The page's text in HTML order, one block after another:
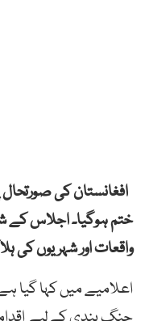
افغانستان کی صورتحال
ختم ہوگیا۔ اجلاس کے
واقعات اور شہریوں کی
اعلامیے میں کہا گیا